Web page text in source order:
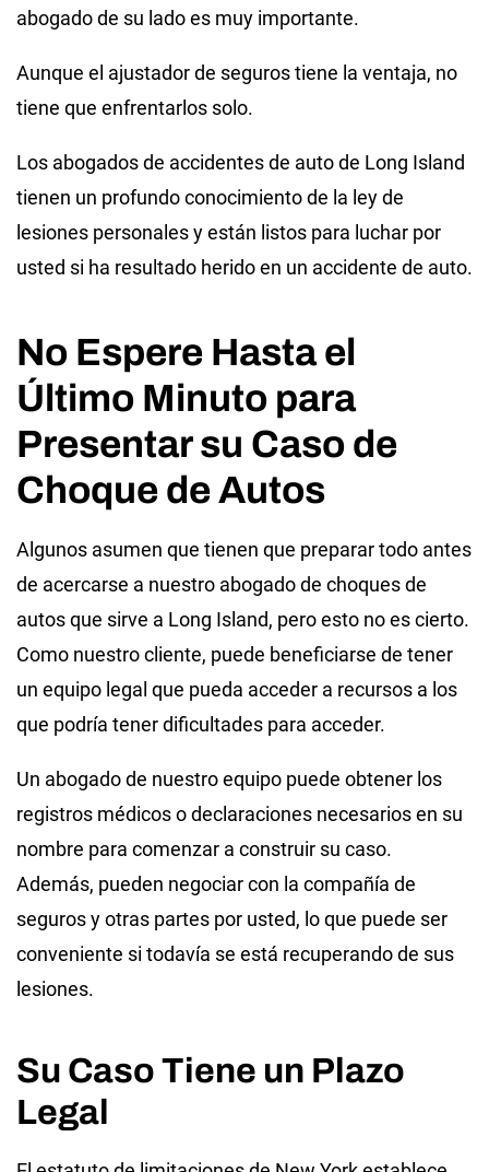
abogado de su lado es muy importante.
Aunque el ajustador de seguros tiene la ventaja, no
tiene que enfrentarlos solo.
Los abogados de accidentes de auto de Long Island
tienen un profundo conocimiento de la ley de
lesiones personales y están listos para luchar por
usted si ha resultado herido en un accidente de auto.
No Espere Hasta el
Último Minuto para
Presentar su Caso de
Choque de Autos
Algunos asumen que tienen que preparar todo antes
de acercarse a nuestro abogado de choques de
autos que sirve a Long Island, pero esto no es cierto.
Como nuestro cliente, puede beneficiarse de tener
un equipo legal que pueda acceder a recursos a los
que podría tener dificultades para acceder.
Un abogado de nuestro equipo puede obtener los
registros médicos o declaraciones necesarios en su
nombre para comenzar a construir su caso.
Además, pueden negociar con la compañía de
seguros y otras partes por usted, lo que puede ser
conveniente si todavía se está recuperando de sus
lesiones.
Su Caso Tiene un Plazo
Legal